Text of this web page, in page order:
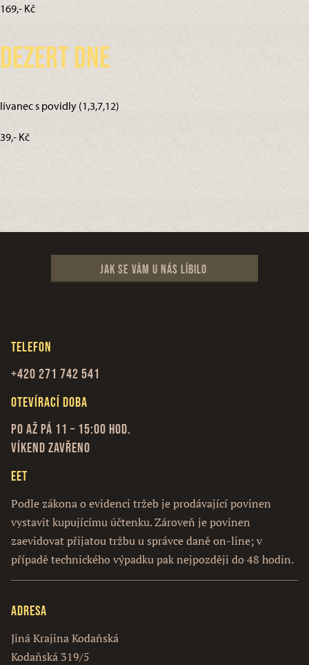
169,- Kč
Dezert dne
lívanec s povidly (1,3,7,12)
39,- Kč
Jak se vám u nás líbilo
Telefon
+420 271 742 541
Otevírací doba
Po až Pá 11 – 15:00 hod.
Víkend zavřeno
EET
Podle zákona o evidenci tržeb je prodávající povinen
vystavit kupujícímu účtenku. Zároveň je povinen
zaevidovat přijatou tržbu u správce daně on-line; v
případě technického výpadku pak nejpozději do 48 hodin.
Adresa
Jiná Krajina Kodaňská
Kodaňská 319/5